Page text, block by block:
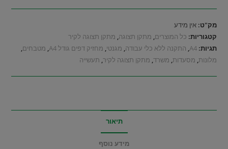
מק"ט:אין מידע
קטגוריות: כל המוצרים, מתקן תצוגה, מתקן תצוגה לקיר
תגיות:A4
, התקנה ללא כלי עבודה, מגנטי, מחזיק דפים גודל A4 , מטבחים,
מלונות, מסעדות, משרד, מתקן תצוגה לקיר, תעשייה
תיאור
מידע נוסף